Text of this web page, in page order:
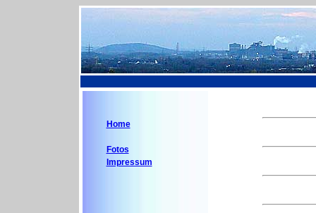
Home
Fotos
Impressum